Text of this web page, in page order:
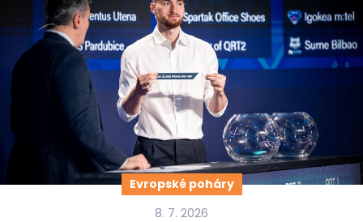
Evropské poháry
8. 7. 2026